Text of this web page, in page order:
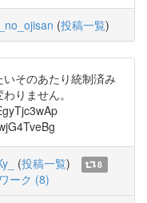
(投稿一覧)
そのあたり統制済み
りません。
(投稿一覧)
8
ーク (8)